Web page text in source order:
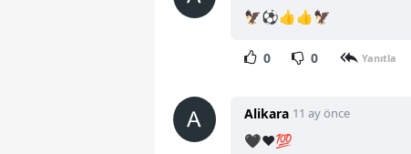
🦅⚽👍👍🦅
0 0 Yanıtla
Alikara 11 ay önce
🖤♥️💯